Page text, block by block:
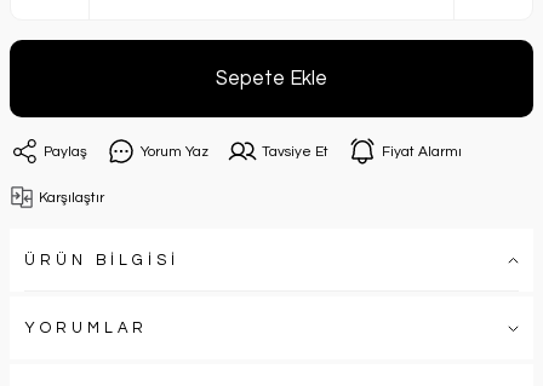
Sepete Ekle
Paylaş Yorum Yaz Tavsiye Et Fiyat Alarmı
Karşılaştır
ÜRÜN BİLGİSİ
YORUMLAR